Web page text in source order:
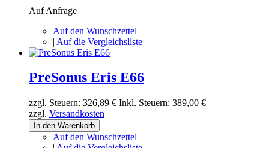
Auf Anfrage
Auf den Wunschzettel
| Auf die Vergleichsliste
PreSonus Eris E66
zzgl. Steuern: 326,89 € Inkl. Steuern: 389,00 €
zzgl. Versandkosten
In den Warenkorb
Auf den Wunschzettel